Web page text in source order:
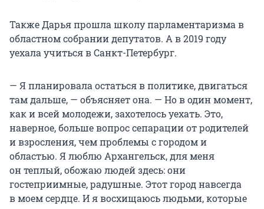
Также Дарья прошла школу парламентаризма в
областном собрании депутатов. А в 2019 году
уехала учиться в Санкт-Петербург.
— Я планировала остаться в политике, двигаться
там дальше, — объясняет она. — Но в один момент,
как и всей молодежи, захотелось уехать. Это,
наверное, больше вопрос сепарации от родителей
и взросления, чем проблемы с городом и
областью. Я люблю Архангельск, для меня
он теплый, обожаю людей здесь: они
гостеприимные, радушные. Этот город навсегда
в моем сердце. И я восхищаюсь людьми, которые